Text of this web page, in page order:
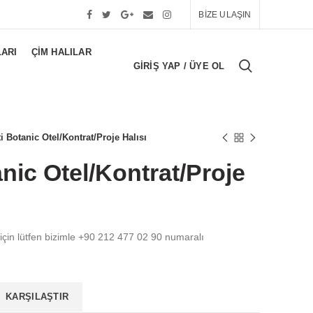
BİZE ULAŞIN
ÇIM HALILAR
GIRIŞ YAP / ÜYE OL
Botanic Otel/Kontrat/Proje Halısı
Otel/Kontrat/Proje
lütfen bizimle +90 212 477 02 90 numaralı
KARŞILAŞTIR